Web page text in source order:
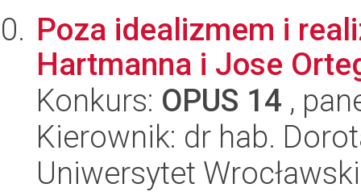
Poza idealizmem i
Hartmanna i Jose
Konkurs: OPUS 14 ,
Kierownik: dr hab.
Uniwersytet